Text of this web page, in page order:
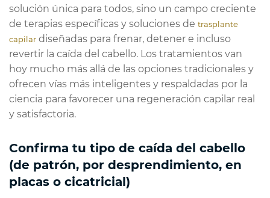
solución única para todos, sino un campo creciente
de terapias específicas y soluciones de trasplante
capilar diseñadas para frenar, detener e incluso
revertir la caída del cabello. Los tratamientos van
hoy mucho más allá de las opciones tradicionales y
ofrecen vías más inteligentes y respaldadas por la
ciencia para favorecer una regeneración capilar real
y satisfactoria.
Confirma tu tipo de caída del cabello
(de patrón, por desprendimiento, en
placas o cicatricial)